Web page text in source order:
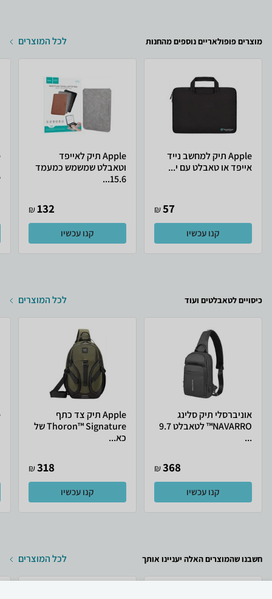
מוצרים פופולאריים נוספים מהחנות לכל המוצרים
Apple תיק למחשב נייד
אייפד או טאבלט עם י...
57
₪
קנו עכשיו
Apple תיק לאייפד
וטאבלט שמשמש כמעמד
15.6...
132
₪
קנו עכשיו
כיסויים לטאבלטים ועוד לכל המוצרים
אוניברסלי תיק סלינג
NAVARRO™ לטאבלט 9.7
...
368
₪
קנו עכשיו
Apple תיק צד כתף
Thoron™ Signature של
כא...
318
₪
קנו עכשיו
חשבנו שהמוצרים האלה יעניינו אותך לכל המוצרים